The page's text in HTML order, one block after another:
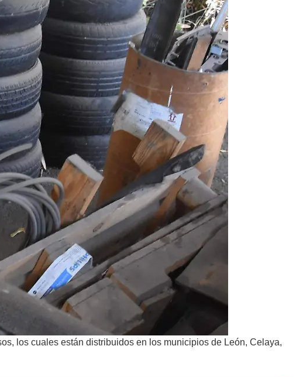
los cuales están distribuidos en los municipios de León, Celaya,